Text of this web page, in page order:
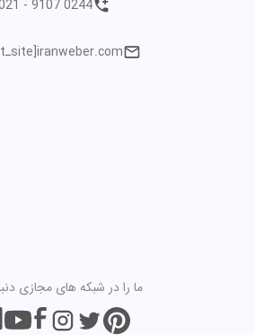
- 9107 0244
sup[atـsite]iranweber.com
ما را در شبکه های مجازی